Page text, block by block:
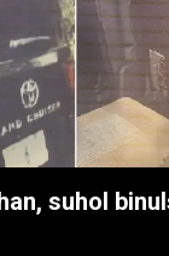
suhol